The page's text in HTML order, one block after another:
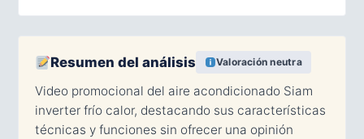
Resumen del análisis Valoración neutra
Video promocional del aire acondicionado Siam
inverter frío calor, destacando sus características
técnicas y funciones sin ofrecer una opinión